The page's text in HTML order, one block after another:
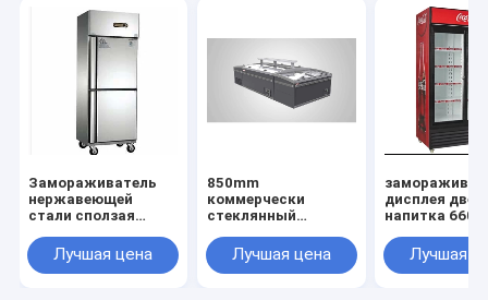
Замораживатель
нержавеющей
стали сползая
замораживатель
нержавеющей
Лучшая цена
850mm
коммерчески
стеклянный
замораживатель
IEC сразу охлаждая
Лучшая цена
дисплея
напитка 660l
дисплея
Лучшая